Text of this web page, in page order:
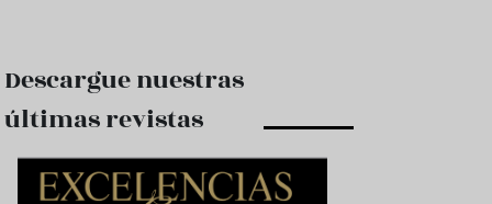
n
Descargue nuestras
últimas revistas